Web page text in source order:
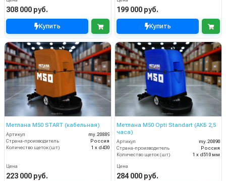
308 000 руб.
Купить
199 000 руб.
Купить
Метлана М50 START (кабельная)
Артикул
my.20889
Страна-производитель
Россия
Количество щеток (шт)
1 х d430
Цена
223 000 руб.
Метлана М50 Opti Standart (АКБ 2,5
часа)
Артикул
my.20890
Страна-производитель
Россия
Количество щеток (шт)
1 х d510 мм
Цена
284 000 руб.